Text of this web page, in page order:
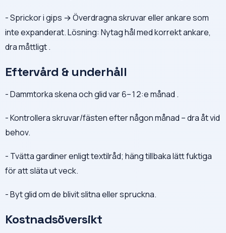
- Sprickor i gips → Överdragna skruvar eller ankare som
inte expanderat. Lösning: Nytag hål med korrekt ankare,
dra måttligt .
Eftervård & underhåll
- Dammtorka skena och glid var 6–12:e månad .
- Kontrollera skruvar/fästen efter någon månad – dra åt vid
behov.
- Tvätta gardiner enligt textilråd; häng tillbaka lätt fuktiga
för att släta ut veck.
- Byt glid om de blivit slitna eller spruckna.
Kostnadsöversikt